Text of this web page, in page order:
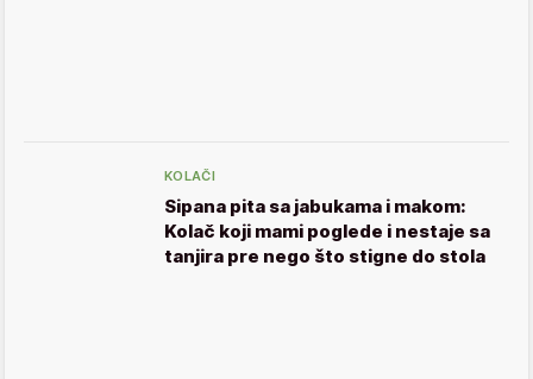
KOLAČI
Sipana pita sa jabukama i makom:
Kolač koji mami poglede i nestaje sa
tanjira pre nego što stigne do stola